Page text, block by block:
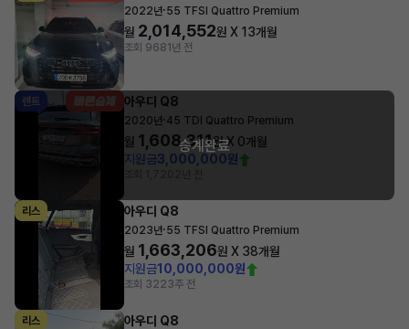
2022년·55 TFSI Quattro Premium
월 2,014,552원 X 13개월
조회 9681년 전
렌트 아우디 Q8
2020년· 45 TDI Quattro Premium
월 1,608,311원 X 0개월
지원금3,000,000원
승계완료
리스 아우디 Q8
2023년·55 TFSI Quattro Premium
월 1,663,206원 X 38개월
지원금10,000,000원
조회 3223주 전
리스 아우디 Q8